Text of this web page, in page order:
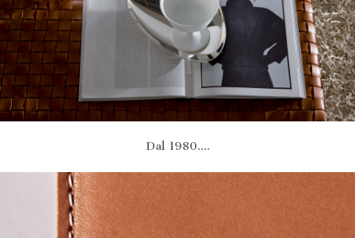
Dal 1980....